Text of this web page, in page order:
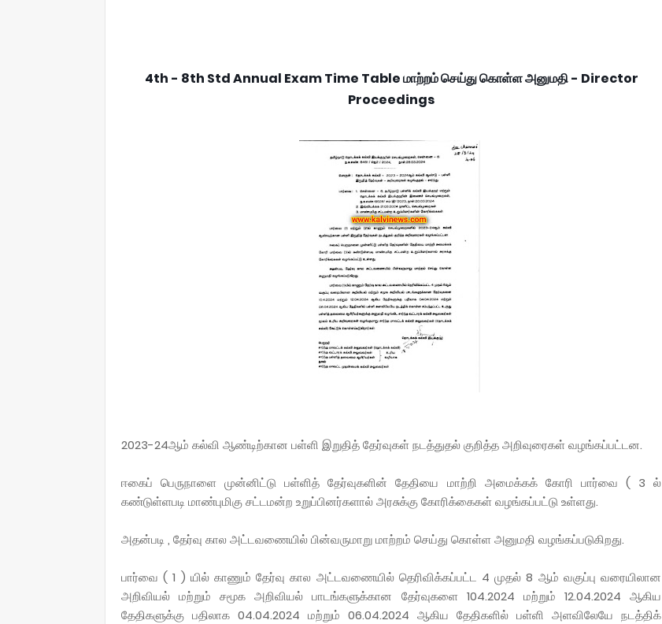
4th - 8th Std Annual Exam Time Table மாற்றம் செய்து கொள்ள அனுமதி - Director
Proceedings
2023-24ஆம் கல்வி ஆண்டிற்கான பள்ளி இறுதித் தேர்வுகள் நடத்துதல் குறித்த அறிவுரைகள் வழங்கப்பட்டன.
ஈகைப் பெருநாளை முன்னிட்டு பள்ளித் தேர்வுகளின் தேதியை மாற்றி அமைக்கக் கோரி பார்வை ( 3 ல்
கண்டுள்ளபடி மாண்புமிகு சட்டமன்ற உறுப்பினர்களால் அரசுக்கு கோரிக்கைகள் வழங்கப்பட்டு உள்ளது.
அதன்படி , தேர்வு கால அட்டவணையில் பின்வருமாறு மாற்றம் செய்து கொள்ள அனுமதி வழங்கப்படுகிறது.
பார்வை ( 1 ) யில் காணும் தேர்வு கால அட்டவணையில் தெரிவிக்கப்பட்ட 4 முதல் 8 ஆம் வகுப்பு வரையிலான
அறிவியல் மற்றும் சமூக அறிவியல் பாடங்களுக்கான தேர்வுகளை 104.2024 மற்றும் 12.04.2024 ஆகிய
தேதிகளுக்கு பதிலாக 04.04.2024 மற்றும் 06.04.2024 ஆகிய தேதிகளில் பள்ளி அளவிலேயே நடத்திக்